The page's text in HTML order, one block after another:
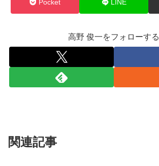
Pocket LINE
高野 俊一をフォローする
関連記事